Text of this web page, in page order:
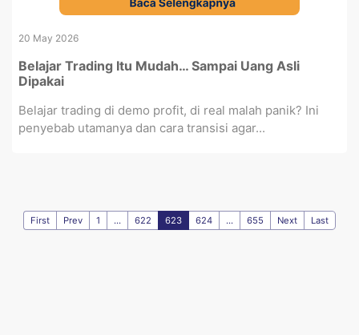
20 May 2026
Belajar Trading Itu Mudah… Sampai Uang Asli
Dipakai
Belajar trading di demo profit, di real malah panik? Ini
penyebab utamanya dan cara transisi agar...
First Prev 1 ... 622 623 624 ... 655 Next Last